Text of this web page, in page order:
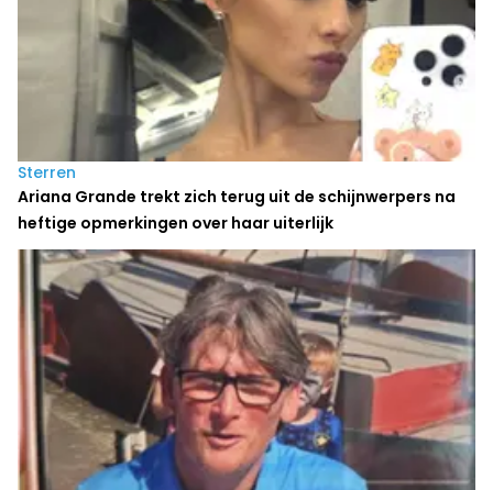
Sterren
Ariana Grande trekt zich terug uit de schijnwerpers na
heftige opmerkingen over haar uiterlijk